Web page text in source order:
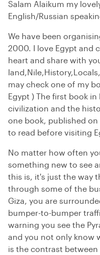
Salam Alaikum my
English/Russian
We have been
2000. I love Egypt and
heart and share with
may check one of my
Egypt ) The first book
civilization and the
one book, published
to read before visiting
No matter how often
something new to see
this is, it's just the way
through some of the
Giza, you are
bumper-to-bumper
warning you see the
and you not only know
is the contrast